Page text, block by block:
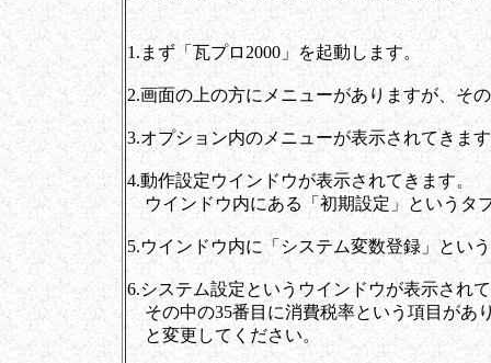
1.まず「瓦プロ2000」を起動します。
2.画面の上の方にメニューがありますが、そ
3.オプション内のメニューが表示されてきま
4.動作設定ウインドウが表示されてきます。
ウインドウ内にある「初期設定」というタ
5.ウインドウ内に「システム変数登録」とい
6.システム設定というウインドウが表示され
その中の35番目に消費税率という項目があ
と変更してください。